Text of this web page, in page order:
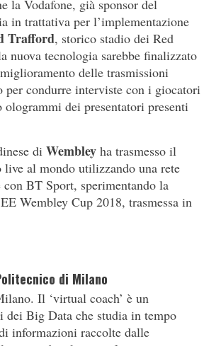
la Vodafone, già sponsor del
in trattativa per l’implementazione
Trafford, storico stadio dei Red
nuova tecnologia sarebbe finalizzato
delle trasmissioni
per condurre interviste con i giocatori
dei presentatori presenti
diWembley ha trasmesso il
al mondo utilizzando una rete
BT Sport, sperimentando la
Wembley Cup 2018, trasmessa in
di Milano
Il ‘virtual coach’ è un
dei Big Data che studia in tempo
informazioni raccolte dalle